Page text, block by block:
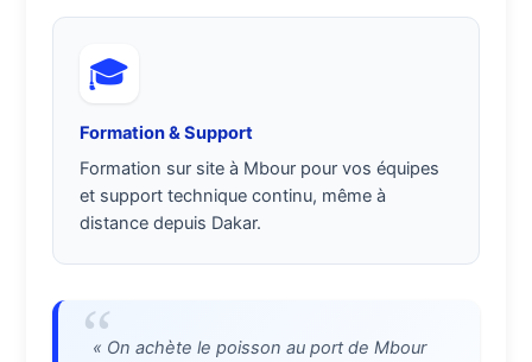
🎓
Formation & Support
Formation sur site à Mbour pour vos équipes
et support technique continu, même à
distance depuis Dakar.
« On achète le poisson au port de Mbour